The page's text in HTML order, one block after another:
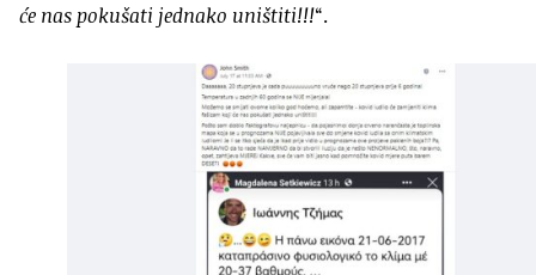
će nas pokušati jednako uništiti!!!“.